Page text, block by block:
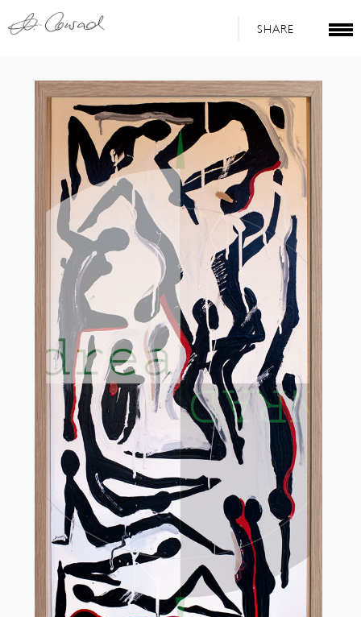
SHARE